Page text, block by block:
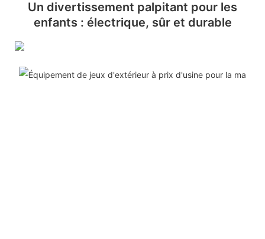
Un divertissement palpitant pour les
enfants : électrique, sûr et durable